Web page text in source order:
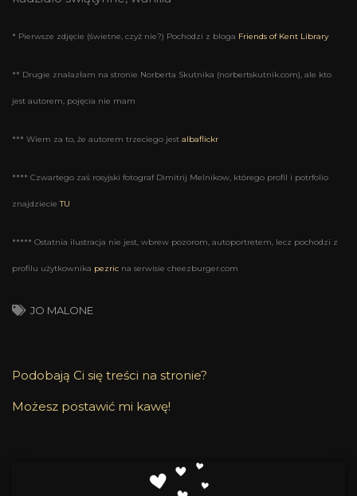
* Pierwsze zdjęcie (świetne, czyż nie?) Pochodzi z bloga Friends of Kent Library
** Drugie znalazłam na stronie Norberta Skutnika (norbertskutnik.com), ale kto
jest autorem, pojęcia nie mam
*** Wiem za to, że autorem trzeciego jest albaflickr
**** Czwartego zaś rosyjski fotograf Dimitrij Melnikow, którego profil i potrfolio
znajdziecieTU
***** Ostatnia ilustracja nie jest, wbrew pozorom, autoportretem, lecz pochodzi z
profilu użytkownika pezric na serwisie cheezburger.com
JO MALONE
Podobają Ci się treści na stronie?
Możesz postawić mi kawę!